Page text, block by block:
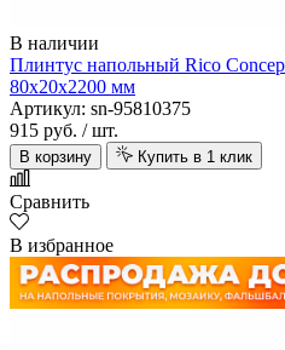
В наличии
Плинтус напольный Rico
80х20х2200 мм
Артикул: sn-95810375
915 руб. / шт.
В корзину Купить в 1 клик
Сравнить
В избранное